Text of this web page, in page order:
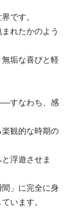
です。
れたかのよう
垢な喜びと軽
すなわち、感
観的な時期の
浮遊させま
」に完全に身
います。